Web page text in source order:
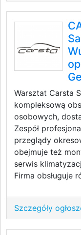
Warsztat Carsta
kompleksową
osobowych,
Zespół
przeglądy
obejmuje też
serwis
Firma obsługuje
Szczegóły